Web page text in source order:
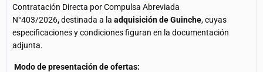
Contratación Directa por Compulsa Abreviada
N°403/2026,destinada a la adquisición de Guinche, cuyas
especificaciones y condiciones figuran en la documentación
adjunta.
Modo de presentación de ofertas: